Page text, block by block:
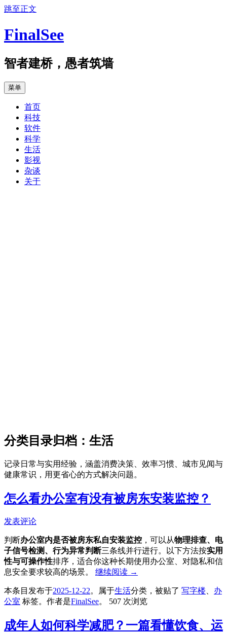
跳至正文
FinalSee
智者建桥，愚者筑墙
菜单
首页
科技
软件
科学
生活
影视
杂谈
关于
分类目录归档： 生活
记录日常与实用经验，涵盖消费决策、效率习惯、城市见闻与
健康常识，用更省心的方式解决问题。
怎么看办公室有没有被房东安装监控？
发表评论
判断办公室内是否被房东私自安装监控 ，可以从物理排查、电
子信号检测、行为异常判断三条线并行进行。以下方法按实用
性与可操作性排序，适合你这种长期使用办公室、对隐私和信
息安全要求较高的场景。 继续阅读 →
本条目发布于2025-12-22。属于生活分类，被贴了 写字楼、 办
公室 标签。 作者是FinalSee。 507 次浏览
成年人如何科学减肥？一篇看懂饮食、运